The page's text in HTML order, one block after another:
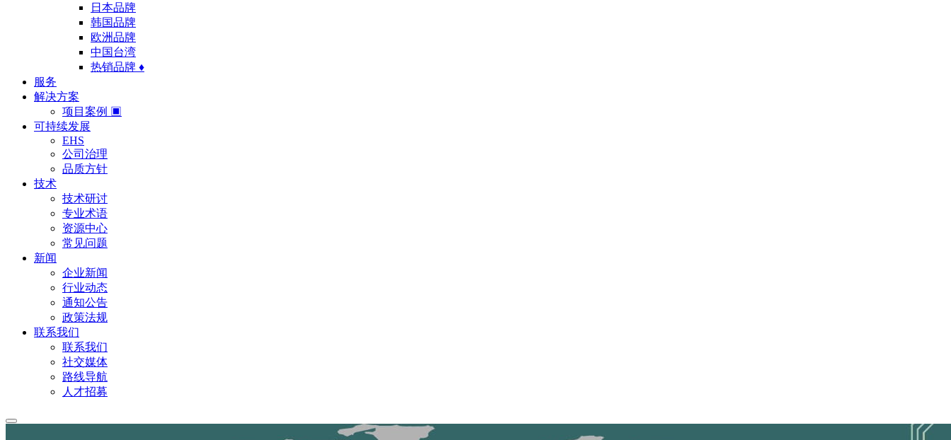
日本品牌
韩国品牌
欧洲品牌
中国台湾
热销品牌 ♦
服务
解决方案
项目案例 ▣
可持续发展
EHS
公司治理
品质方针
技术
技术研讨
专业术语
资源中心
常见问题
新闻
企业新闻
行业动态
通知公告
政策法规
联系我们
联系我们
社交媒体
路线导航
人才招募